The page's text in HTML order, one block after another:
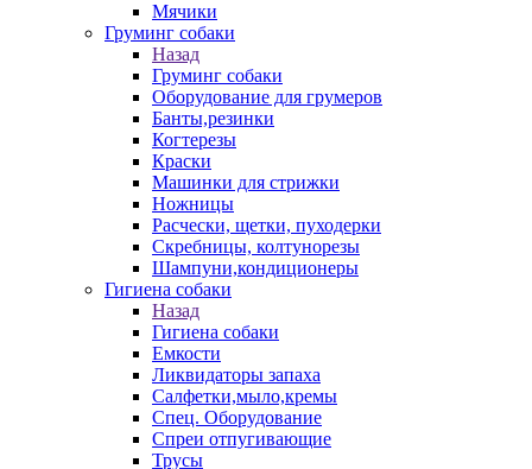
Мячики
Груминг собаки
Назад
Груминг собаки
Оборудование для грумеров
Банты,резинки
Когтерезы
Краски
Машинки для стрижки
Ножницы
Расчески, щетки, пуходерки
Скребницы, колтунорезы
Шампуни,кондиционеры
Гигиена собаки
Назад
Гигиена собаки
Емкости
Ликвидаторы запаха
Салфетки,мыло,кремы
Спец. Оборудование
Спреи отпугивающие
Трусы